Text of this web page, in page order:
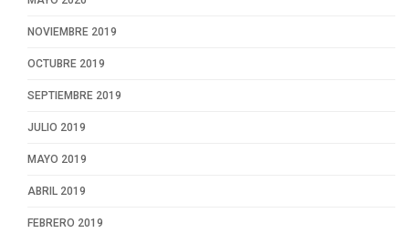
NOVIEMBRE 2019
OCTUBRE 2019
SEPTIEMBRE 2019
JULIO 2019
MAYO 2019
ABRIL 2019
FEBRERO 2019